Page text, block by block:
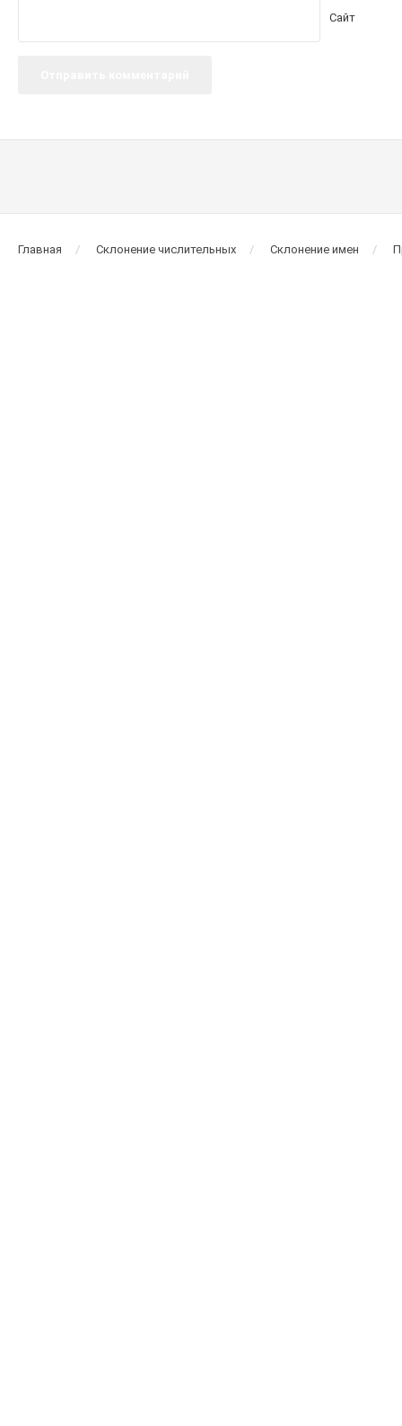
Сайт
Главная Склонение числительных Склонение имен